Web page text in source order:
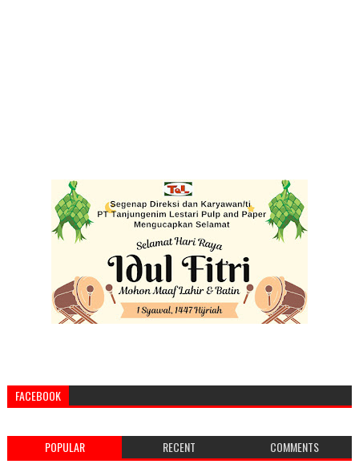
FACEBOOK
POPULAR RECENT COMMENTS